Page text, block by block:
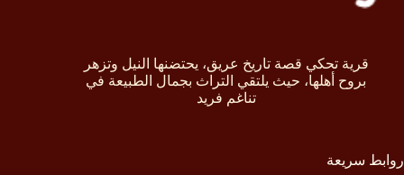
قرية تحكي قصة تاريخ عريق، يحتضنها النيل وتزهر
بروح أهلها، حيث يلتقي التراث بجمال الطبيعة في
تناغم فريد
روابط سريعة